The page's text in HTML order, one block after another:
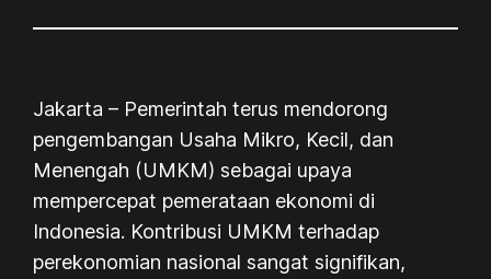
Jakarta – Pemerintah terus mendorong
pengembangan Usaha Mikro, Kecil, dan
Menengah (UMKM) sebagai upaya
mempercepat pemerataan ekonomi di
Indonesia. Kontribusi UMKM terhadap
perekonomian nasional sangat signifikan,